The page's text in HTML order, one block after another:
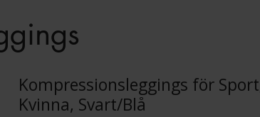
Kompressionsleggings för
Kvinna, Svart/Blå